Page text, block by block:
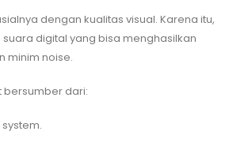
dengan kualitas visual. Karena itu,
digital yang bisa menghasilkan
minim noise.
bersumber dari: